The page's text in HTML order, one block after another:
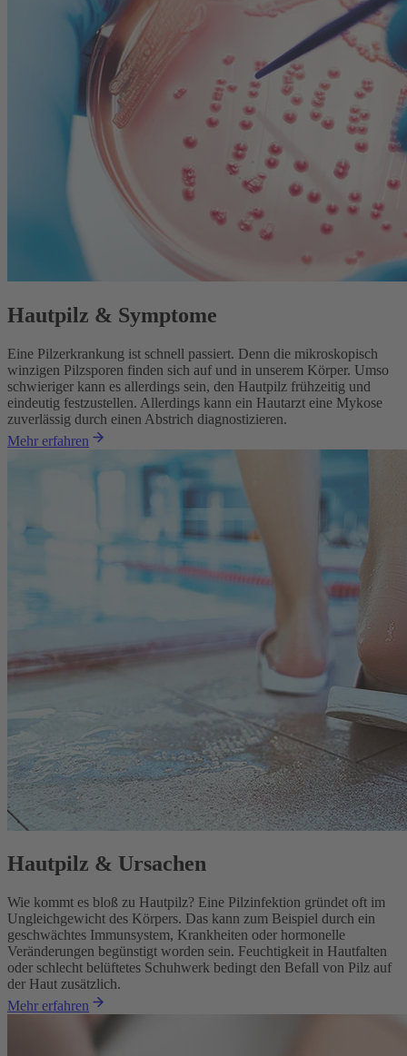
Hautpilz & Symptome
Eine Pilzerkrankung ist schnell passiert. Denn die mikroskopisch
winzigen Pilzsporen finden sich auf und in unserem Körper. Umso
schwieriger kann es allerdings sein, den Hautpilz frühzeitig und
eindeutig festzustellen. Allerdings kann ein Hautarzt eine Mykose
zuverlässig durch einen Abstrich diagnostizieren.
Mehr erfahren
Hautpilz & Ursachen
Wie kommt es bloß zu Hautpilz? Eine Pilzinfektion gründet oft im
Ungleichgewicht des Körpers. Das kann zum Beispiel durch ein
geschwächtes Immunsystem, Krankheiten oder hormonelle
Veränderungen begünstigt worden sein. Feuchtigkeit in Hautfalten
oder schlecht belüftetes Schuhwerk bedingt den Befall von Pilz auf
der Haut zusätzlich.
Mehr erfahren